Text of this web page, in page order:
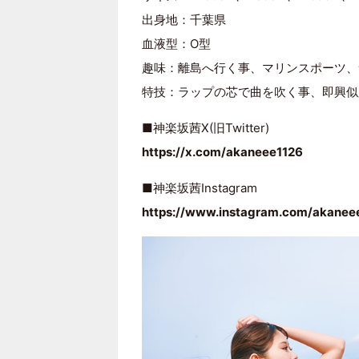
出身地：千葉県
血液型：O型
趣味：離島へ行く事、マリンスポーツ
特技：ラップの芯で曲を吹く事、即興
■神楽坂茜X(旧Twitter)
https://x.com/akaneee1126
■神楽坂茜Instagram
https://www.instagram.com/